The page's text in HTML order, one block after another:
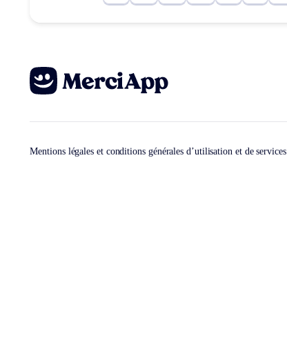
Mentions légales et conditions générales d’utilisation et de services